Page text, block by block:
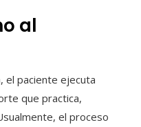
al
el paciente ejecuta
que practica,
el proceso